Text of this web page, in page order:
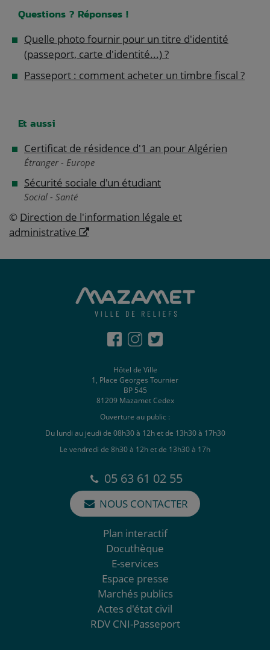
Questions ? Réponses !
Quelle photo fournir pour un titre d'identité
(passeport, carte d'identité...) ?
Passeport : comment acheter un timbre fiscal ?
Et aussi
Certificat de résidence d'1 an pour Algérien
Étranger - Europe
Sécurité sociale d'un étudiant
Social - Santé
© Direction de l'information légale et
administrative
Hôtel de Ville
1, Place Georges Tournier
BP 545
81209 Mazamet Cedex
Ouverture au public :
Du lundi au jeudi de 08h30 à 12h et de 13h30 à 17h30
Le vendredi de 8h30 à 12h et de 13h30 à 17h
05 63 61 02 55
NOUS CONTACTER
Plan interactif
Docuthèque
E-services
Espace presse
Marchés publics
Actes d'état civil
RDV CNI-Passeport